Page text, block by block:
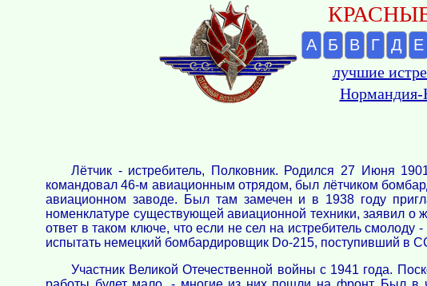
А Б В Г Д Е
лучшие
Лётчик - истребитель, Полковник. Родился 27 Июня
командовал 46-м авиационным отрядом, был лётчиком
авиационном заводе. Был там замечен и в 1938 году
номенклатуре существующей авиационной техники, заявил о
ответ в таком ключе, что если не сел на истребитель
испытать немецкий бомбардировщик Do-215, поступивший в
Участник Великой Отечественной войны с 1941 года.